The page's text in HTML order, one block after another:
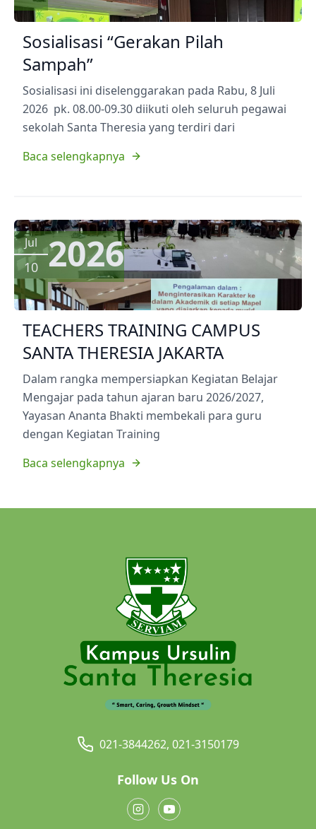
Sosialisasi “Gerakan Pilah
Sampah”
Sosialisasi ini diselenggarakan pada Rabu, 8 Juli
2026 pk. 08.00-09.30 diikuti oleh seluruh pegawai
sekolah Santa Theresia yang terdiri dari
Baca selengkapnya
Jul
10 2026
TEACHERS TRAINING CAMPUS
SANTA THERESIA JAKARTA
Dalam rangka mempersiapkan Kegiatan Belajar
Mengajar pada tahun ajaran baru 2026/2027,
Yayasan Ananta Bhakti membekali para guru
dengan Kegiatan Training
Baca selengkapnya
021-3844262, 021-3150179
Follow Us On